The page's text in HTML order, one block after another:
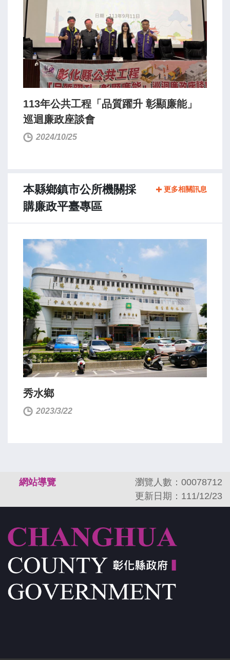
113年公共工程「品質躍升 彰顯廉能」
巡迴廉政座談會
2024/10/25
本縣鄉鎮市公所機關採
購廉政平臺專區
更多相關訊息
秀水鄉
2023/3/22
網站導覽
瀏覽人數：00078712
更新日期：111/12/23